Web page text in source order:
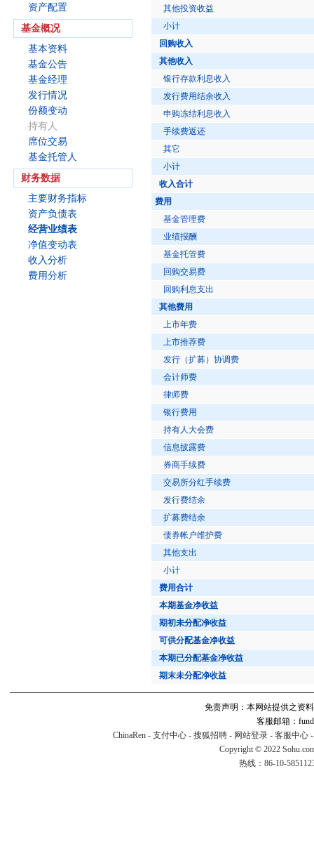
资产配置
基金概况
基本资料
基金公告
基金经理
发行情况
份额变动
持有人
席位交易
基金托管人
财务数据
主要财务指标
资产负债表
经营业绩表
净值变动表
收入分析
费用分析
其他投资收益
小计
回购收入
其他收入
银行存款利息收入
发行费用结余收入
申购冻结利息收入
手续费返还
其它
小计
收入合计
费用
基金管理费
业绩报酬
基金托管费
回购交易费
回购利息支出
其他费用
上市年费
上市推荐费
发行（扩募）协调费
会计师费
律师费
银行费用
持有人大会费
信息披露费
券商手续费
交易所分红手续费
发行费结余
扩募费结余
债券帐户维护费
其他支出
小计
费用合计
本期基金净收益
期初未分配净收益
可供分配基金净收益
本期已分配基金净收益
期末未分配净收益
免责声明：本网站提供之资
客服邮箱：
ChinaRen - 支付中心 - 搜狐招聘 - 网站登录 - 客服中心
Copyright © 2022
热线：86-10-